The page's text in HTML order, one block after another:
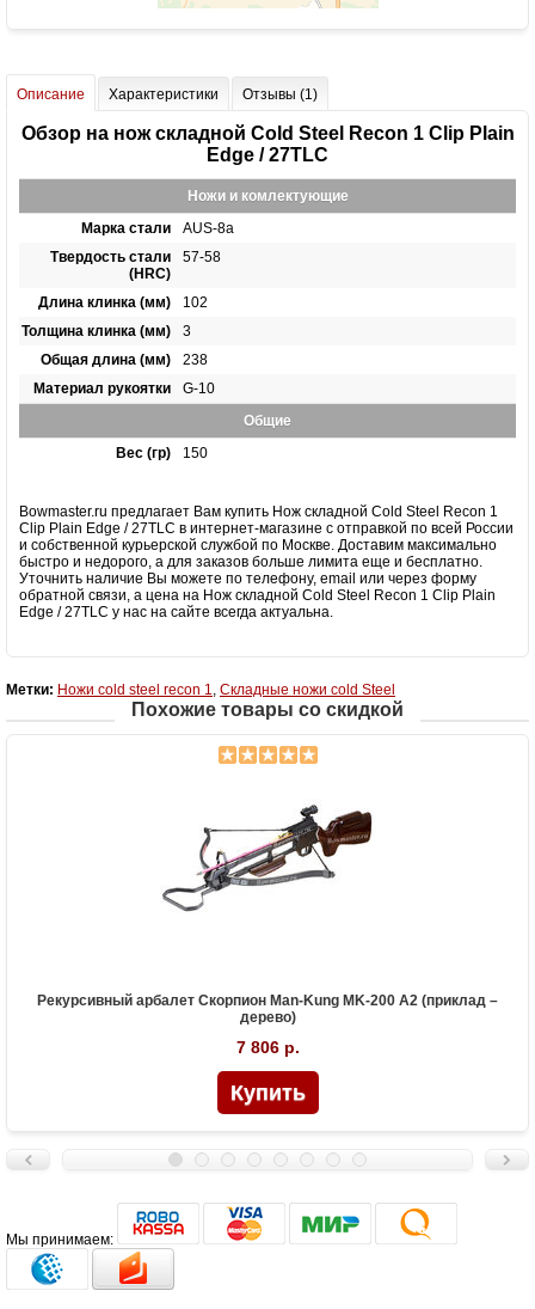
Описание Характеристики Отзывы (1)
Обзор на нож складной Cold Steel Recon 1 Clip Plain
Edge / 27TLC
Ножи и комлектующие
Марка стали
AUS-8a
Твердость стали
(HRC)
57-58
Длина клинка (мм)
102
Толщина клинка (мм)
3
Общая длина (мм)
238
Материал рукоятки
G-10
Общие
Вес (гр)
150
Bowmaster.ru предлагает Вам купить Нож складной Cold Steel Recon 1
Clip Plain Edge / 27TLC в интернет-магазине с отправкой по всей России
и собственной курьерской службой по Москве. Доставим максимально
быстро и недорого, а для заказов больше лимита еще и бесплатно.
Уточнить наличие Вы можете по телефону, email или через форму
обратной связи, а цена на Нож складной Cold Steel Recon 1 Clip Plain
Edge / 27TLC у нас на сайте всегда актуальна.
Метки: Ножи cold steel recon 1, Складные ножи cold Steel
Похожие товары со скидкой
Рекурсивный арбалет Скорпион Man-Kung MK-200 A2 (приклад –
дерево)
7 806 р.
Мы принимаем: